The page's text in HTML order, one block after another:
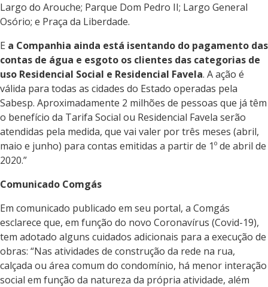
Largo do Arouche; Parque Dom Pedro II; Largo General
Osório; e Praça da Liberdade.
E a Companhia ainda está isentando do pagamento das
contas de água e esgoto os clientes das categorias de
uso Residencial Social e Residencial Favela. A ação é
válida para todas as cidades do Estado operadas pela
Sabesp. Aproximadamente 2 milhões de pessoas que já têm
o benefício da Tarifa Social ou Residencial Favela serão
atendidas pela medida, que vai valer por três meses (abril,
maio e junho) para contas emitidas a partir de 1º de abril de
2020.”
Comunicado Comgás
Em comunicado publicado em seu portal, a Comgás
esclarece que, em função do novo Coronavírus (Covid-19),
tem adotado alguns cuidados adicionais para a execução de
obras: “Nas atividades de construção da rede na rua,
calçada ou área comum do condomínio, há menor interação
social em função da natureza da própria atividade, além